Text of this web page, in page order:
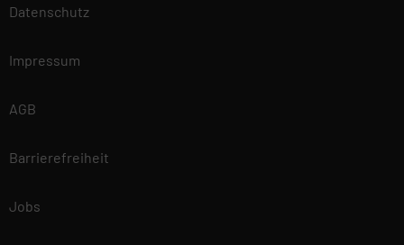
Datenschutz
Impressum
AGB
Barrierefreiheit
Jobs